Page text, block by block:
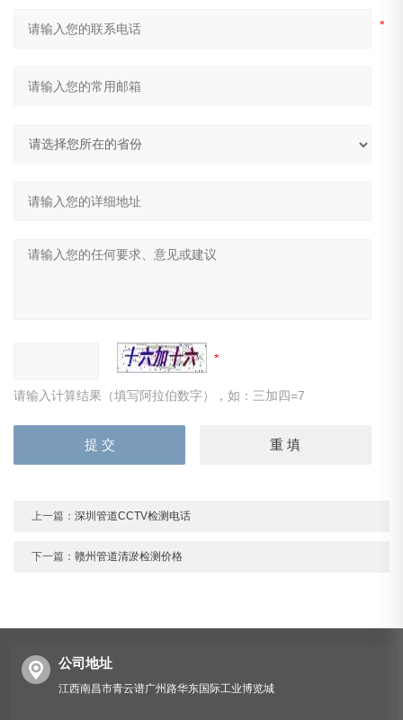
请输入计算结果（填写阿拉伯数字），如：三加四=7
上一篇：深圳管道CCTV检测电话
下一篇： 赣州管道清淤检测价格
公司地址
江西南昌市青云谱广州路华东国际工业博览城